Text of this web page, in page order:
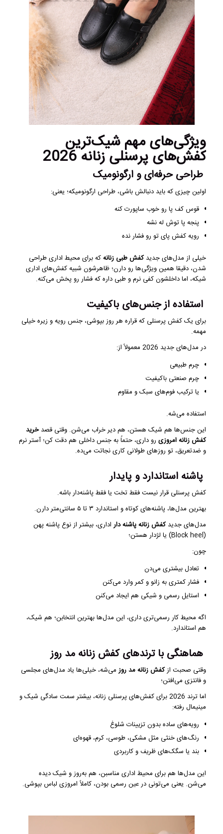
ویژگی‌های مهم شیک‌ترین
کفش‌های پرسنلی زنانه 2026
طراحی حرفه‌ای و ارگونومیک
اولین چیزی که باید دنبالش باشی، طراحی ارگونومیکه؛ یعنی:
قوس کف پا رو خوب ساپورت کنه
پنجه پا توش له نشه
رویه کفش پای تو رو فشار نده
خیلی از مدل‌های جدیدکفش طبی زنانهکه برای محیط اداری طراحی
شدن، دقیقا همین ویژگی‌ها رو دارن؛ ظاهرشون شبیه کفش‌های اداری
شیکه، اما داخلشون کفی نرم و طبی داره که فشار رو پخش می‌کنه.
استفاده از جنس‌های باکیفیت
برای یک کفش پرسنلی که قراره هر روز بپوشی، جنس رویه و زیره خیلی
مهمه.
در مدل‌های جدید 2026 معمولاً از:
چرم طبیعی
چرم صنعتی باکیفیت
یا ترکیب فوم‌های سبک و مقاوم
استفاده می‌شه.
این جنس‌ها هم شیک هستن، هم دیر خراب می‌شن. وقتی قصدخرید
کفش زنانه امروزیرو داری، حتماً به جنس داخلی هم دقت کن؛ آستر نرم
و ضدتعریق، تو روزهای طولانی کاری نجاتت می‌ده.
پاشنه استاندارد و پایدار
کفش پرسنلی قرار نیست فقط تخت یا فقط پاشنه‌دار باشه.
بهترین مدل‌ها، پاشنه‌های کوتاه و استاندارد ۳ تا ۵ سانتی‌متر دارن.
مدل‌های جدیدکفش زنانه پاشنه داراداری، بیشتر از نوع پاشنه پهن
(Block heel) یا لژدار هستن؛
چون:
تعادل بیشتری می‌دن
فشار کمتری به زانو و کمر وارد می‌کنن
استایل رسمی و شیکی هم ایجاد می‌کنن
اگه محیط کار رسمی‌تری داری، این مدل‌ها بهترین انتخابن؛ هم شیک،
هم استاندارد.
هماهنگی با ترندهای کفش زنانه مد روز
وقتی صحبت ازکفش زنانه مد روزمی‌شه، خیلی‌ها یاد مدل‌های مجلسی
و فانتزی می‌افتن؛
اما ترند 2026 برای کفش‌های پرسنلی زنانه، بیشتر سمت سادگی شیک و
مینیمال رفته:
رویه‌های ساده بدون تزیینات شلوغ
رنگ‌های خنثی مثل مشکی، طوسی، کرم، قهوه‌ای
بند یا سگک‌های ظریف و کاربردی
این مدل‌ها هم برای محیط اداری مناسبن، هم به‌روز و شیک دیده
می‌شن. یعنی می‌تونی در عین رسمی بودن، کاملاً امروزی لباس بپوشی.